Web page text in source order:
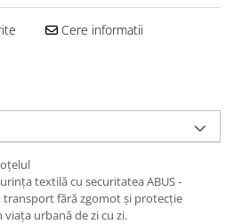
Cere informatii
textilă cu securitatea ABUS -
fără zgomot și protecție
urbană de zi cu zi.